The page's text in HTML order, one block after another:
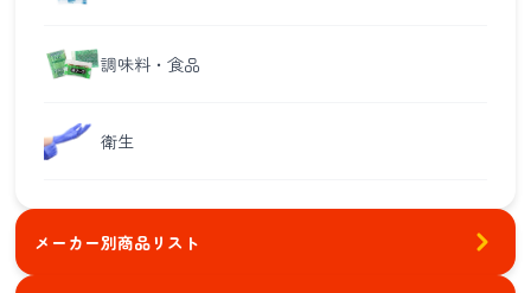
調味料・食品
衛生
メーカー別商品リスト